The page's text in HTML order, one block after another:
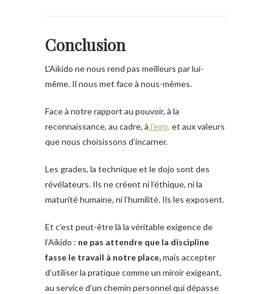
Conclusion
L’Aïkido ne nous rend pas meilleurs par lui-
même. Il nous met face à nous-mêmes.
Face à notre rapport au pouvoir, à la
reconnaissance, au cadre, à l’ego, et aux valeurs
que nous choisissons d’incarner.
Les grades, la technique et le dojo sont des
révélateurs. Ils ne créent ni l’éthique, ni la
maturité humaine, ni l’humilité. Ils les exposent.
Et c’est peut-être là la véritable exigence de
l’Aïkido : ne pas attendre que la discipline
fasse le travail à notre place,mais accepter
d’utiliser la pratique comme un miroir exigeant,
au service d’un chemin personnel qui dépasse